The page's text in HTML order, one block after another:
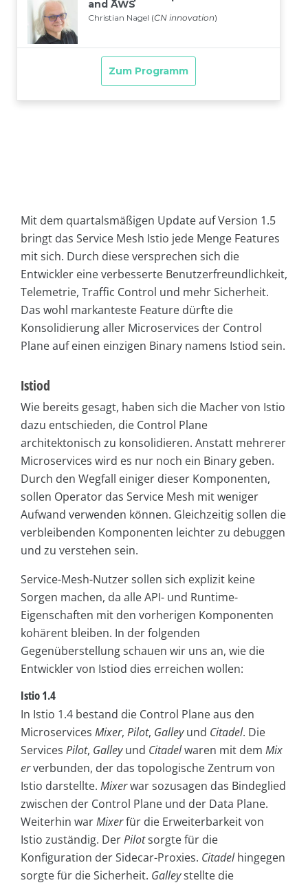
Mit dem quartalsmäßigen Update auf Version 1.5
bringt das Service Mesh Istio jede Menge Features
mit sich. Durch diese versprechen sich die
Entwickler eine verbesserte Benutzerfreundlichkeit,
Telemetrie, Traffic Control und mehr Sicherheit.
Das wohl markanteste Feature dürfte die
Konsolidierung aller Microservices der Control
Plane auf einen einzigen Binary namens Istiod sein.
Istiod
Wie bereits gesagt, haben sich die Macher von Istio
dazu entschieden, die Control Plane
architektonisch zu konsolidieren. Anstatt mehrerer
Microservices wird es nur noch ein Binary geben.
Durch den Wegfall einiger dieser Komponenten,
sollen Operator das Service Mesh mit weniger
Aufwand verwenden können. Gleichzeitig sollen die
verbleibenden Komponenten leichter zu debuggen
und zu verstehen sein.
Service-Mesh-Nutzer sollen sich explizit keine
Sorgen machen, da alle API- und Runtime-
Eigenschaften mit den vorherigen Komponenten
kohärent bleiben. In der folgenden
Gegenüberstellung schauen wir uns an, wie die
Entwickler von Istiod dies erreichen wollen:
Istio 1.4
In Istio 1.4 bestand die Control Plane aus den
Microservices Mixer, Pilot, Galleyund Citadel. Die
Services Pilot, Galleyund Citadelwaren mit dem Mix
erverbunden, der das topologische Zentrum von
Istio darstellte. Mixerwar sozusagen das Bindeglied
zwischen der Control Plane und der Data Plane.
Weiterhin warMixerfür die Erweiterbarkeit von
Istio zuständig. DerPilotsorgte für die
Konfiguration der Sidecar-Proxies. Citadelhingegen
sorgte für die Sicherheit. Galleystellte die